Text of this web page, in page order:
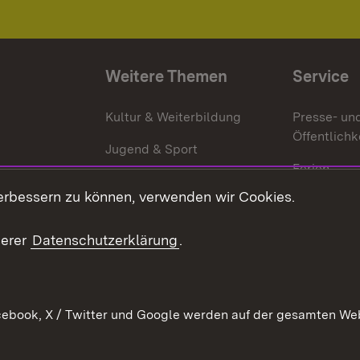
Weitere Themen
Kultur & Weiterbildung
Jugend & Sport
Service
Presse-
Ferien
Stellen
zu können, verwenden wir Cookies.
Datenschutzerklärung.
X / Twitter und Google werden auf der gesamten